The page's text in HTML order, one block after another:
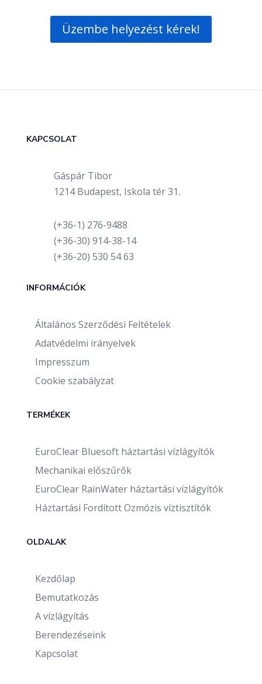
Üzembe helyezést kérek!
KAPCSOLAT
Gáspár Tibor
1214 Budapest, Iskola tér 31.
(+36-1) 276-9488
(+36-30) 914-38-14
(+36-20) 530 54 63
INFORMÁCIÓK
Általános Szerződési Feltételek
Adatvédelmi irányelvek
Impresszum
Cookie szabályzat
TERMÉKEK
EuroClear Bluesoft háztartási vízlágyítók
Mechanikai előszűrők
EuroClear RainWater háztartási vízlágyítók
Háztartási Fordított Ozmózis víztisztítók
OLDALAK
Kezdőlap
Bemutatkozás
A vízlágyítás
Berendezéseink
Kapcsolat